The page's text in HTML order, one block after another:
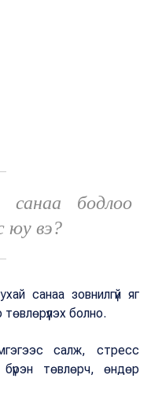
бодлоо
юу вэ?
санаа зовнилгүй яг
болно.
салж, стресс
төвлөрч, өндөр